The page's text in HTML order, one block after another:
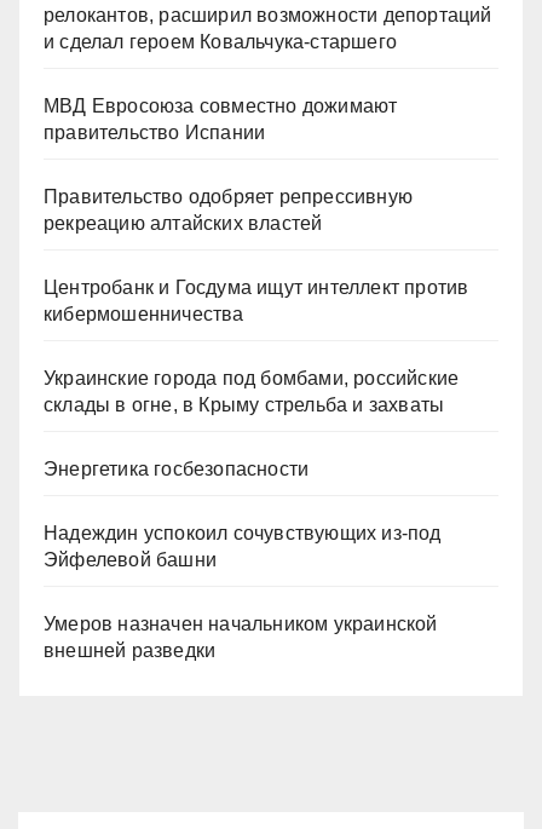
релокантов, расширил возможности депортаций
и сделал героем Ковальчука-старшего
МВД Евросоюза совместно дожимают
правительство Испании
Правительство одобряет репрессивную
рекреацию алтайских властей
Центробанк и Госдума ищут интеллект против
кибермошенничества
Украинские города под бомбами, российские
склады в огне, в Крыму стрельба и захваты
Энергетика госбезопасности
Надеждин успокоил сочувствующих из-под
Эйфелевой башни
Умеров назначен начальником украинской
внешней разведки